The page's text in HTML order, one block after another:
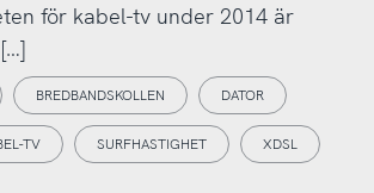
för kabel-tv under 2014 är
BREDBANDSKOLLEN DATOR
TV SURFHASTIGHET XDSL